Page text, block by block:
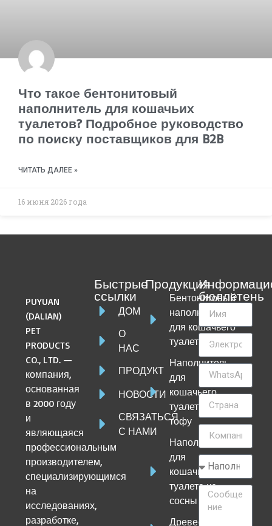
Что такое бентонитовый
наполнитель для кошачьих
туалетов? Подробное руководство
по поиску поставщиков для B2B
ЧИТАТЬ ДАЛЕЕ »
16 июня 2026 года
PUYUAN
(DALIAN)
PET
PRODUCTS
CO., LTD. —
компания,
основанная
в 2000 году
и
являющаяся
профессиональным
производителем,
специализирующимся
на
исследованиях,
разработке,
Быстрые
ссылки
ДОМ
О
НАС
ПРОДУКТ
НОВОСТИ
СВЯЗАТЬСЯ
С НАМИ
Продукция
Бентонитовый
наполнитель
для кошачьего
туалета
Наполнитель
для
кошачьего
туалета из
тофу
Наполнитель
для
кошачьего
туалета из
сосны
Древесная
бюллетень